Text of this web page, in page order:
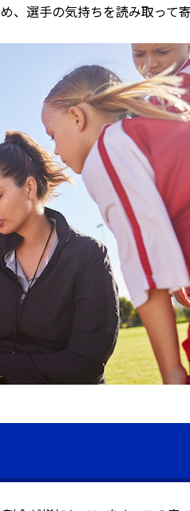
選手の気持ちを読み取って